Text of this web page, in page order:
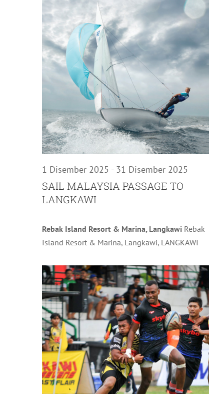
SAIL MALAYSIA PASSAGE TO
LANGKAWI
1 Disember 2025 - 31 Disember 2025
Rebak Island Resort & Marina, Langkawi Rebak
Island Resort & Marina, Langkawi, LANGKAWI